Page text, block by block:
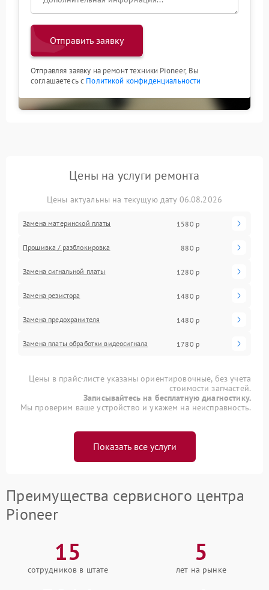
Отправить заявку
Отправляя заявку на ремонт техники Pioneer, Вы
соглашаетесь с Политикой конфиденциальности
Цены на услуги ремонта
Цены актуальны на текущую дату 06.08.2026
Замена материнской платы 1580 р
Прошивка / разблокировка 880 р
Замена сигнальной платы 1280 р
Замена резистора 1480 р
Замена предохранителя 1480 р
Замена платы обработки видеосигнала 1780 р
Цены в прайс-листе указаны ориентировочные, без учета
стоимости запчастей.
Записывайтесь на бесплатную диагностику.
Мы проверим ваше устройство и укажем на неисправность.
Показать все услуги
Преимущества сервисного центра
Pioneer
15
сотрудников в штате
5
лет на рынке